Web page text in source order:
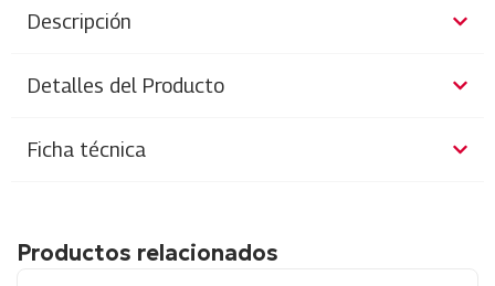
Descripción
Detalles del Producto
Ficha técnica
Productos relacionados